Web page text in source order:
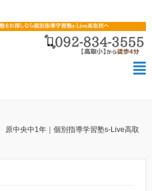
中央中1年｜個別指導学習塾s-Live高取